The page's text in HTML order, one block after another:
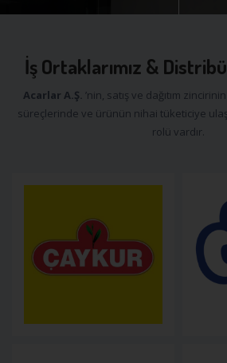
İş Ortaklarımız &
Acarlar A.Ş. ’nin, satış ve dağıtım
süreçlerinde ve ürünün nihai tüketiciye
rolü vardır.